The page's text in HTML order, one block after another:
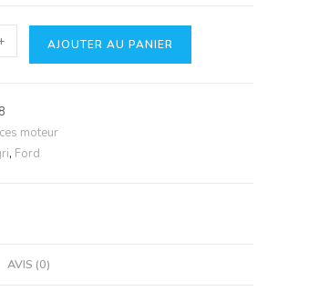
AJOUTER AU PANIER
moteur
, Ford
AVIS (0)